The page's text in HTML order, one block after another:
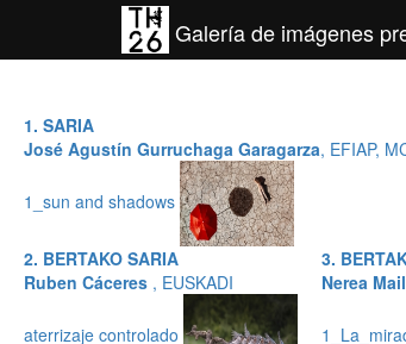
Galería de imágenes
1. SARIA
José Agustín Gurruchaga Garagarza, EFIAP,
1_sun and shadows
2. BERTAKO SARIA
Ruben Cáceres , EUSKADI
aterrizaje controlado
3.
Nerea